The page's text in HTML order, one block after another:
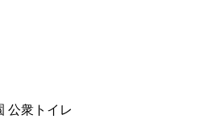
公衆トイレ